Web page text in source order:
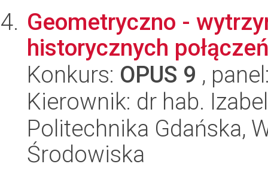
Geometryczno -
historycznych
Konkurs: OPUS 9 ,
Kierownik: dr hab.
Politechnika Gdańska,
Środowiska